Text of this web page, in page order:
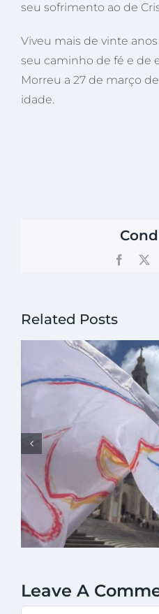
seu sofrimento ao de
Viveu mais de vinte
seu caminho de fé e de
Morreu a 27 de março
idade.
Related Posts
Leave A